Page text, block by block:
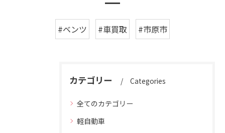
#ベンツ #車買取 #市原市
カテゴリー Categories
全てのカテゴリー
軽自動車